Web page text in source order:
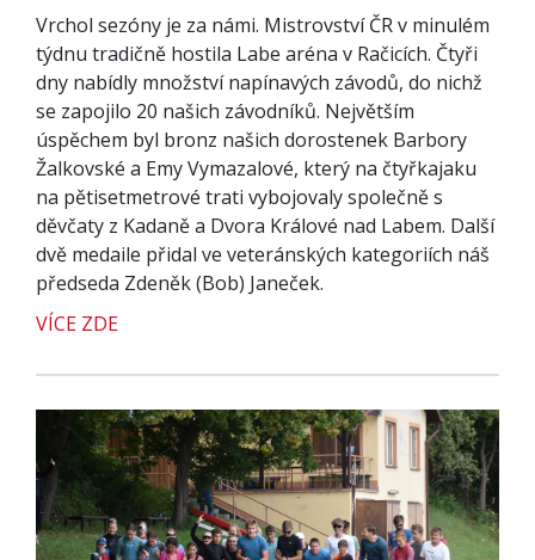
Vrchol sezóny je za námi. Mistrovství ČR v minulém
týdnu tradičně hostila Labe aréna v Račicích. Čtyři
dny nabídly množství napínavých závodů, do nichž
se zapojilo 20 našich závodníků. Největším
úspěchem byl bronz našich dorostenek Barbory
Žalkovské a Emy Vymazalové, který na čtyřkajaku
na pětisetmetrové trati vybojovaly společně s
děvčaty z Kadaně a Dvora Králové nad Labem. Další
dvě medaile přidal ve veteránských kategoriích náš
předseda Zdeněk (Bob) Janeček.
VÍCE ZDE